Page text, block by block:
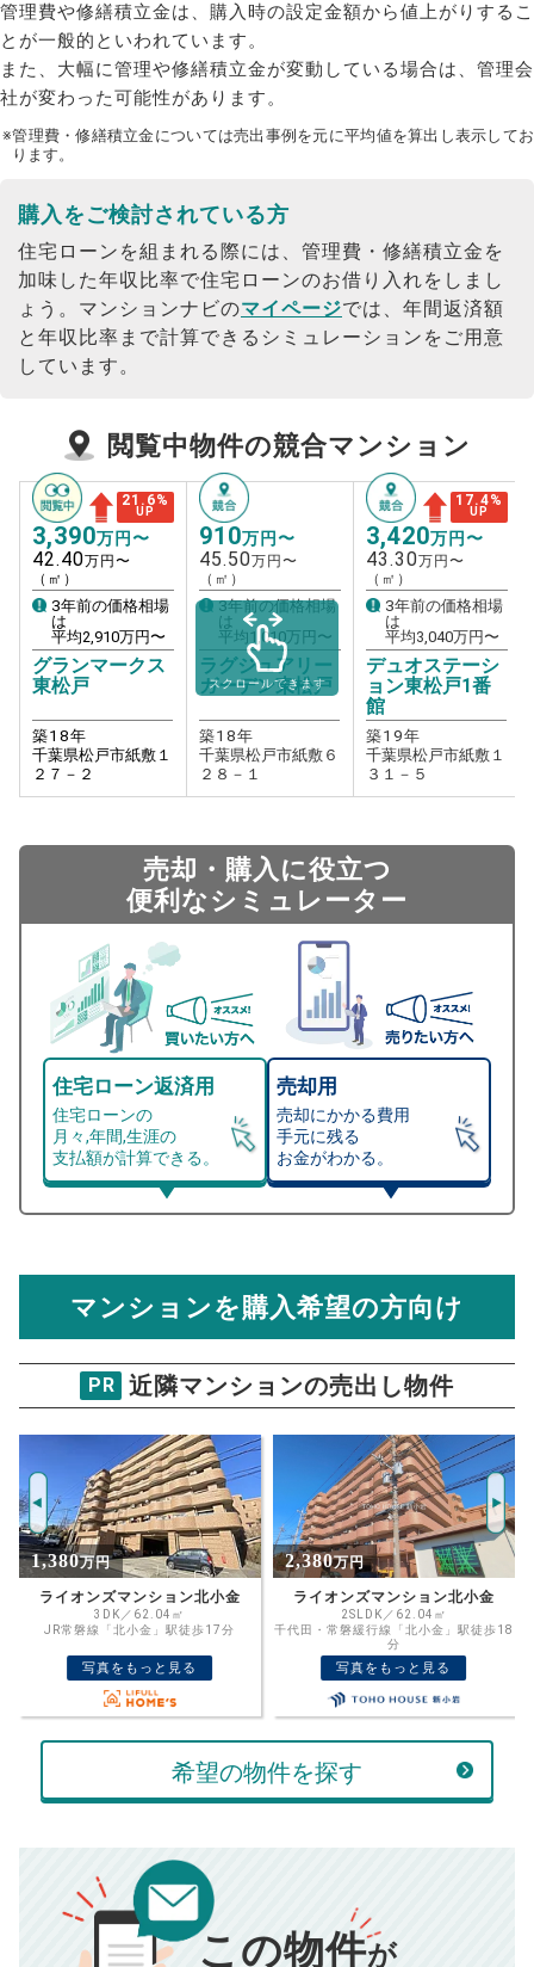
管理費や修繕積立金は、購入時の設定金額から値上がりするこ
とが一般的といわれています。
また、大幅に管理や修繕積立金が変動している場合は、管理会
社が変わった可能性があります。
※管理費・修繕積立金については売出事例を元に平均値を算出し表示してお
ります。
購入をご検討されている方
住宅ローンを組まれる際には、管理費・修繕積立金を
加味した年収比率で住宅ローンのお借り入れをしまし
ょう。 マンションナビのマイページでは、年間返済額
と年収比率まで計算できるシミュレーションをご用意
しています。
閲覧中物件の競合マンション
21.6%
UP
3,390万円〜
42.40万円〜
（㎡）
3年前の価格相場
は
平均2,910万円〜
グランマークス
東松戸
築18年
千葉県松戸市紙敷１
２７－２
910万円〜
45.50万円〜
（㎡）
3年前の価格相場
は
平均1,010万円〜
ラグジュアリー
ガーデン東松戸
築18年
千葉県松戸市紙敷６
２８－１
17.4%
UP
3,420万円〜
43.30万円〜
（㎡）
3年前の価格相場
は
平均3,040万円〜
デュオステーシ
ョン東松戸1番
館
築19年
千葉県松戸市紙敷１
３１－５
スクロールできます
売却・購入に役立つ
便利なシミュレーター
住宅ローン返済用
住宅ローンの
月々,年間,生涯の
支払額が計算できる。
売却用
売却にかかる費用
手元に残る
お金がわかる。
総支払額シミュレーション
計算できます。
物件価格
万円
返済期間
年
住宅ローン
金利
%
ボーナス
返済金額
万円
万円
返済シミュレーション計算結果
毎月の支払額 834
マンション売却シミュレーター
から売却にかかる諸経費が自動で算出され、手元に残る
金額がわかります。
グランマークス東松戸
試算条件 80㎡・7階
推定売却価格：3365 万円
資金計画のために査定額や希望売却価
格を入力して活用するのもおすすめ◎
売却価格
万円
計算する
00万円
■仲介手数料／ 00万円
■売買契約書印紙／ 0
マンションを購入希望の方向け
PR 近隣マンションの売出し物件
2,380万円
ライオンズマンション北小金
2SLDK／62.04㎡
千代田・常磐緩行線「北小金」駅徒歩18
写真をもっと見る
1,998万円
サンフォーレ松戸
3LDK／74.11㎡
JR常磐線「北小金」駅バス10分 「小金
原五丁目」下車 徒歩6分
写真をもっと見る
希望の物件を探す
この物件が